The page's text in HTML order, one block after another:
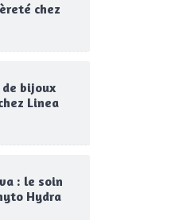
chez
de bijoux
Linea
: le soin
Hydra